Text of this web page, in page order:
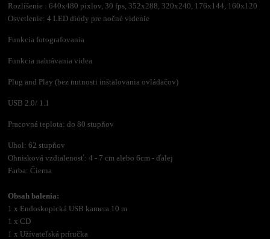
Rozlíšenie : 640x480 pixlov, 30 fps, 352x288, 320x240, 176x144, 160x120
Osvetlenie: 4 LED diódy pre nočné videnie
Funkcia fotografovania
Funkcia nahrávania videa
Plug and Play (bez nutnosti inštalovania ovládačov)
USB 2.0/ 1.1
Pracovná teplota: do 80 stupňov
Uhol: 62 stupňov
Ohnisková vzdialenosť: 4 - 7 cm alebo 6cm - ďalej
Farba: Čierna
Obsah balenia:
1 x Endoskopická USB kamera 10 m
1 x CD
1 x Užívateľská príručka